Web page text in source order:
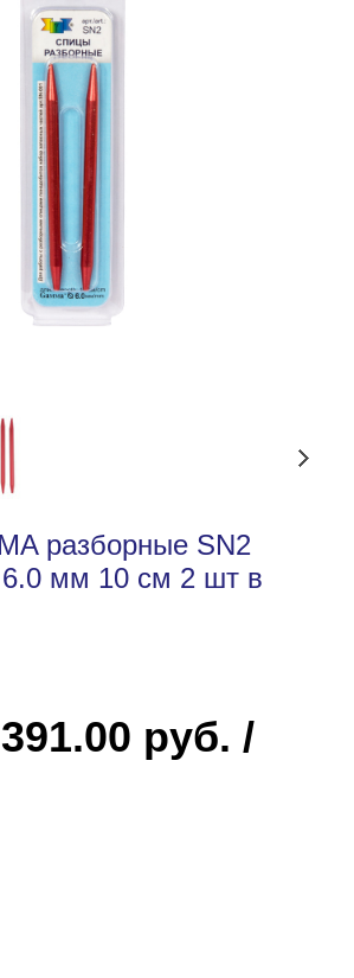
разборные SN2
мм 10 см 2 шт в
391.00 руб. /